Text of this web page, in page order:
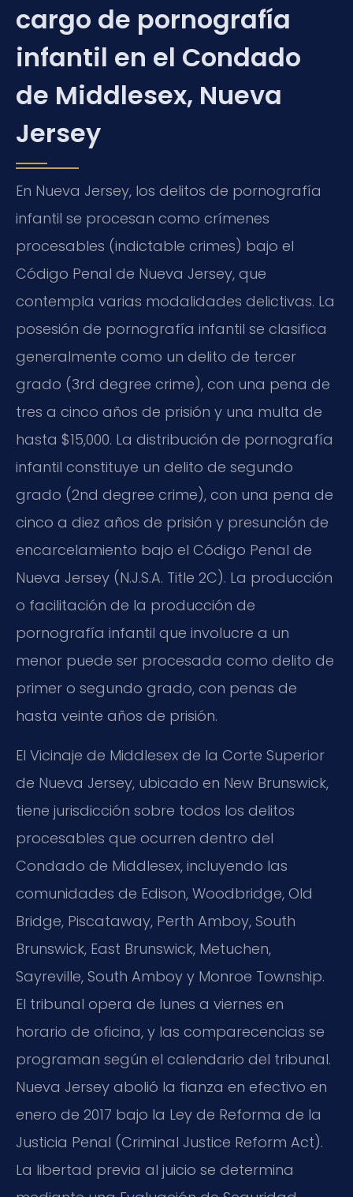
cargo de pornografía
infantil en el Condado
de Middlesex, Nueva
Jersey
En Nueva Jersey, los delitos de pornografía
infantil se procesan como crímenes
procesables (indictable crimes) bajo el
Código Penal de Nueva Jersey, que
contempla varias modalidades delictivas. La
posesión de pornografía infantil se clasifica
generalmente como un delito de tercer
grado (3rd degree crime), con una pena de
tres a cinco años de prisión y una multa de
hasta $15,000. La distribución de pornografía
infantil constituye un delito de segundo
grado (2nd degree crime), con una pena de
cinco a diez años de prisión y presunción de
encarcelamiento bajo el Código Penal de
Nueva Jersey (N.J.S.A. Title 2C). La producción
o facilitación de la producción de
pornografía infantil que involucre a un
menor puede ser procesada como delito de
primer o segundo grado, con penas de
hasta veinte años de prisión.
El Vicinaje de Middlesex de la Corte Superior
de Nueva Jersey, ubicado en New Brunswick,
tiene jurisdicción sobre todos los delitos
procesables que ocurren dentro del
Condado de Middlesex, incluyendo las
comunidades de Edison, Woodbridge, Old
Bridge, Piscataway, Perth Amboy, South
Brunswick, East Brunswick, Metuchen,
Sayreville, South Amboy y Monroe Township.
El tribunal opera de lunes a viernes en
horario de oficina, y las comparecencias se
programan según el calendario del tribunal.
Nueva Jersey abolió la fianza en efectivo en
enero de 2017 bajo la Ley de Reforma de la
Justicia Penal (Criminal Justice Reform Act).
La libertad previa al juicio se determina